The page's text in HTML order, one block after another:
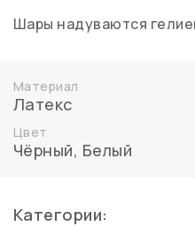
Шары надуваются
Материал
Латекс
Цвет
Чёрный, Белый
Категории: